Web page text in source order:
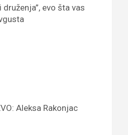
druženja”, evo šta vas
Aleksa Rakonjac